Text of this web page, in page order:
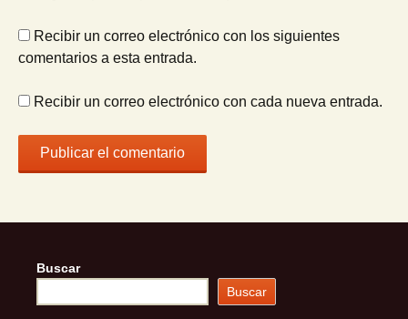
Recibir un correo electrónico con los siguientes
comentarios a esta entrada.
Recibir un correo electrónico con cada nueva entrada.
Buscar
Buscar